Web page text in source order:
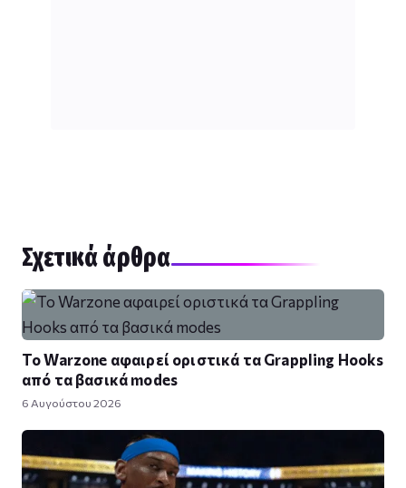
Σχετικά άρθρα
Το Warzone αφαιρεί οριστικά τα Grappling Hooks
από τα βασικά modes
6 Αυγούστου 2026